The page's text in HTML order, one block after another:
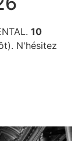
10
N'hésitez